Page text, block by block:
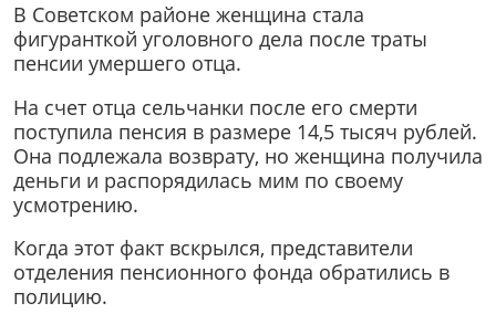
В Советском районе женщина стала
фигуранткой уголовного дела после траты
пенсии умершего отца.
На счет отца сельчанки после его смерти
поступила пенсия в размере 14,5 тысяч рублей.
Она подлежала возврату, но женщина получила
деньги и распорядилась мим по своему
усмотрению.
Когда этот факт вскрылся, представители
отделения пенсионного фонда обратились в
полицию.